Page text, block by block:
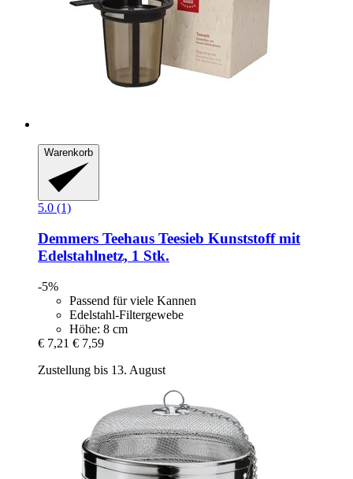
Warenkorb
5.0 (1)
Demmers Teehaus Teesieb Kunststoff mit
Edelstahlnetz, 1 Stk.
-5%
Passend für viele Kannen
Edelstahl-Filtergewebe
Höhe: 8 cm
€ 7,21 € 7,59
Zustellung bis 13. August